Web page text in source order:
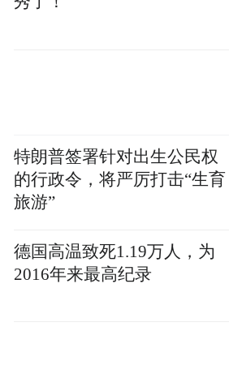
特朗普签署针对出生公民权
的行政令，将严厉打击“生育
旅游”
德国高温致死1.19万人，为
2016年来最高纪录